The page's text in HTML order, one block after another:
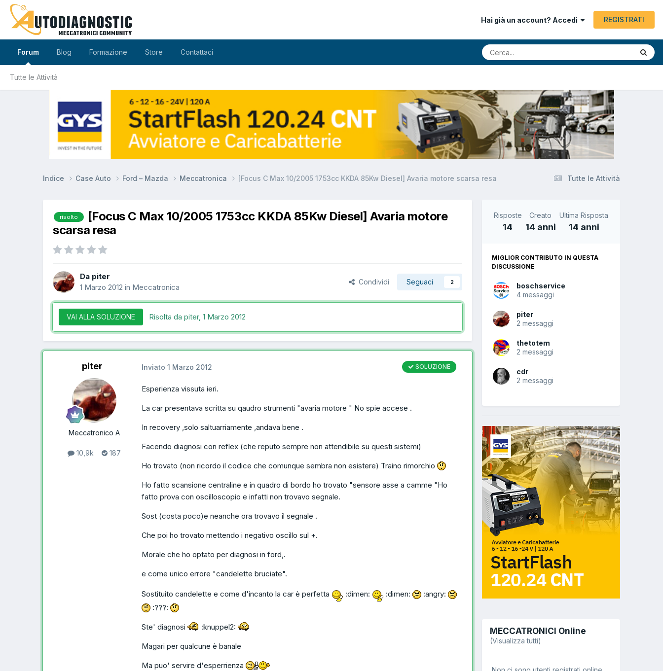
Hai già un account? Accedi REGISTRATI
Forum
Tutte le Attività
Blog Formazione Store Contattaci
Tutte le Attività
Indice Case Auto Ford – Mazda Meccatronica [Focus C Max 10/2005 1753cc KKDA 85Kw Diesel] Avaria motore scarsa resa
risolto
[Focus C Max 10/2005 1753cc KKDA 85Kw Diesel] Avaria motore
scarsa resa
Da piter
1 Marzo 2012 in Meccatronica
Condividi Seguaci 2
VAI ALLA SOLUZIONE Risolta da piter, 1 Marzo 2012
piter
Meccatronico A
10,9k 187
SOLUZIONE
Inviato 1 Marzo 2012
Esperienza vissuta ieri.
La car presentava scritta su qaudro strumenti "avaria motore " No spie accese .
In recovery ,solo saltuarriamente ,andava bene .
Facendo diagnosi con reflex (che reputo sempre non attendibile su questi sistemi)
Ho trovato (non ricordo il codice che comunque sembra non esistere) Traino rimorchio
Ho fatto scansione centraline e in quadro di bordo ho trovato "sensore asse a camme "Ho
fatto prova con oscilloscopio e infatti non trovavo segnale.
Sost (costa poco)e neanche ora trovavo il segnale .
Che poi ho trovato mettendo i negativo oscillo sul +.
Morale che ho optato per diagnosi in ford,.
e come unico errore "candelette bruciate".
Sostituito candelette e come d'incanto la car è perfetta :dimen: :dimen:
:angry:
:???:
Ste' diagnosi :knuppel2:
Magari per qualcune è banale
Ma puo' servire d'esperrienza
Risposte
14
Creato
14 anni
Ultima Risposta
14 anni
MIGLIOR CONTRIBUTO IN QUESTA
DISCUSSIONE
boschservice
4 messaggi
piter
2 messaggi
thetotem
2 messaggi
cdr
2 messaggi
MECCATRONICI Online
(Visualizza tutti)